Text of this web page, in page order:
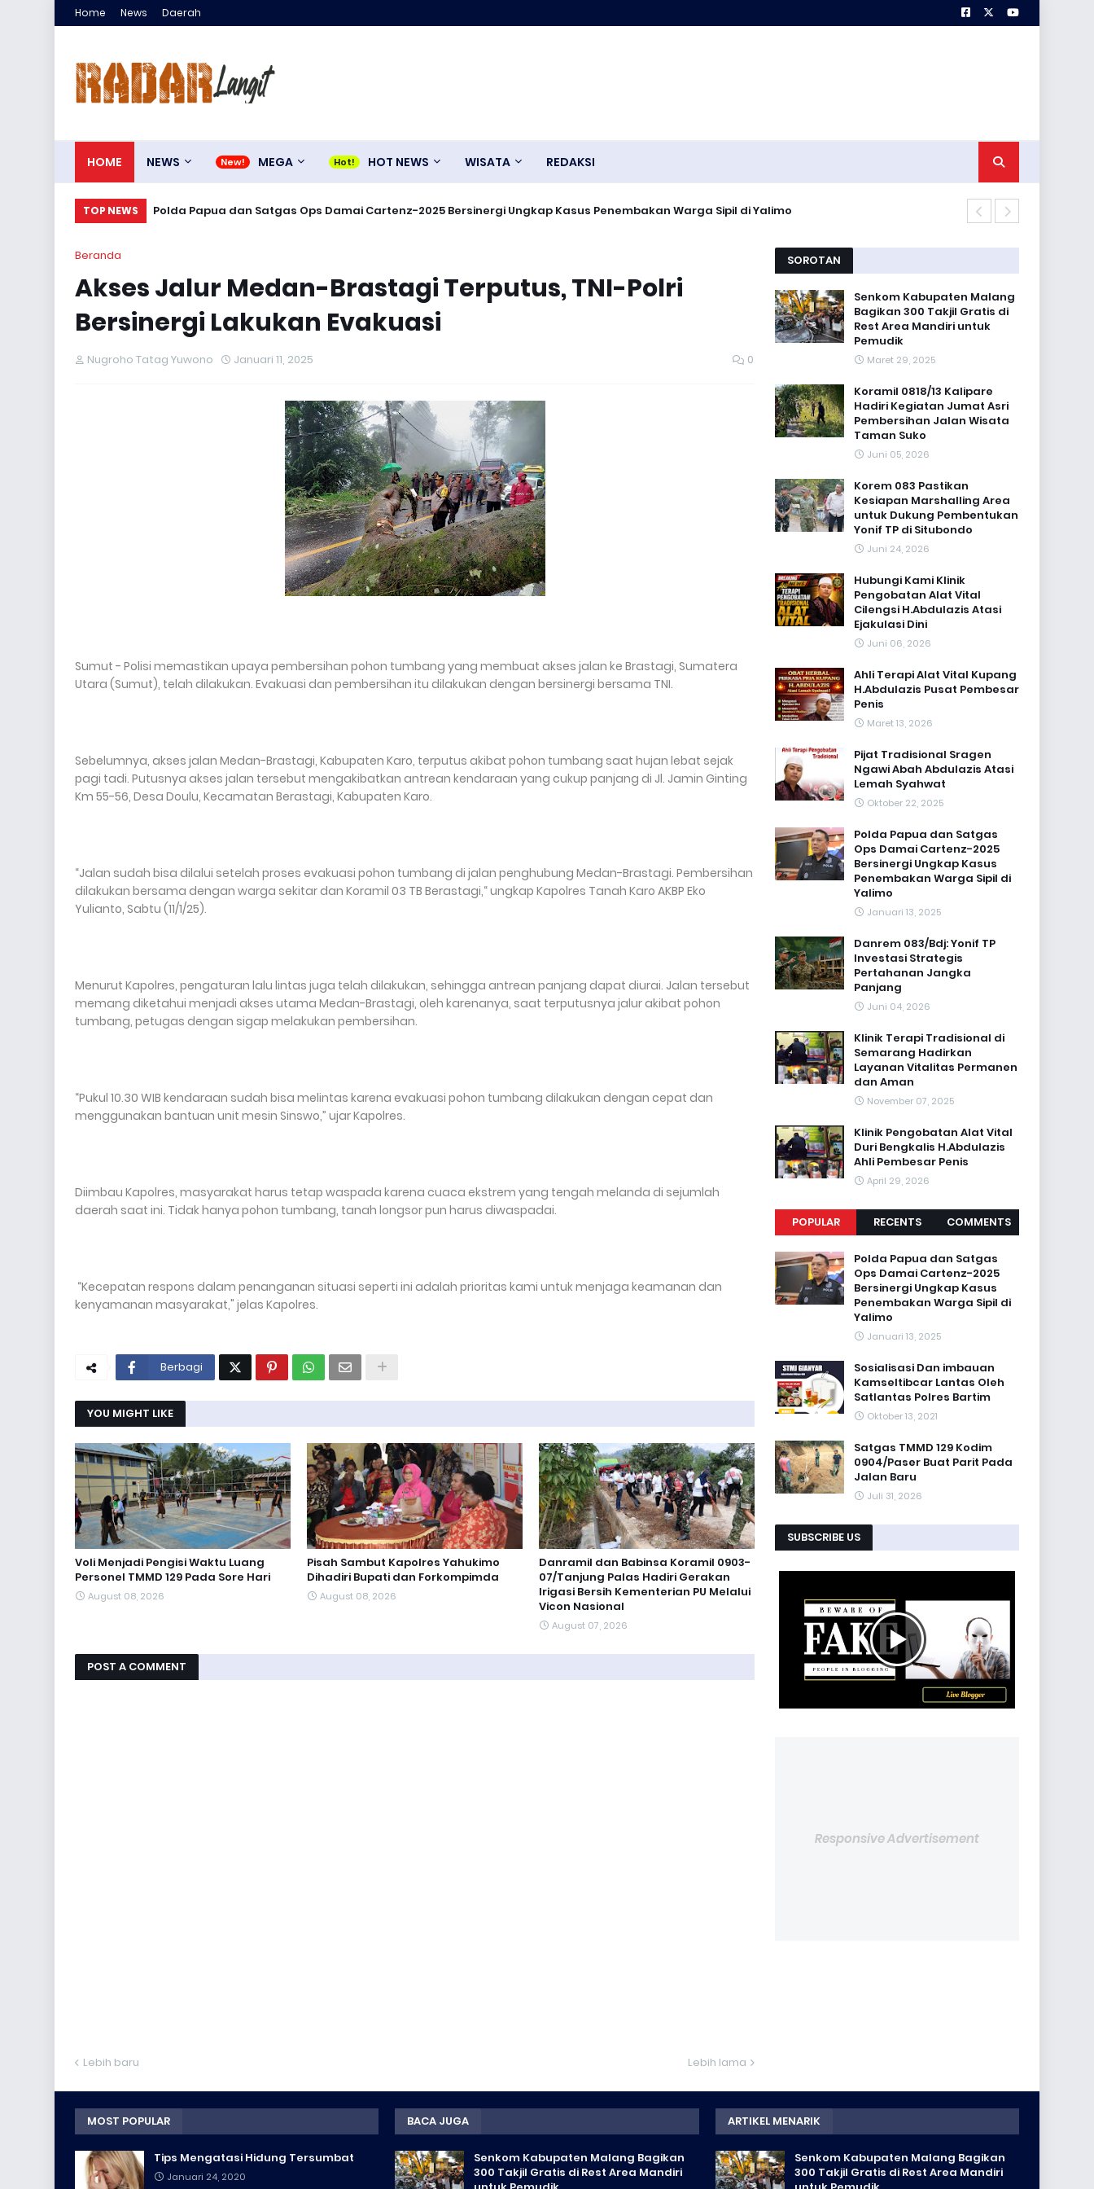
Home News Daerah
HOME NEWS MEGA HOT NEWS WISATA REDAKSI
TOP NEWS Polda Papua dan Satgas Ops Damai Cartenz-2025 Bersinergi Ungkap Kasus Penembakan Warga Sipil di Yalimo
Beranda
Akses Jalur Medan-Brastagi Terputus, TNI-Polri
Bersinergi Lakukan Evakuasi
Nugroho Tatag Yuwono Januari 11, 2025 0
Sumut - Polisi memastikan upaya pembersihan pohon tumbang yang membuat akses jalan ke Brastagi, Sumatera
Utara (Sumut), telah dilakukan. Evakuasi dan pembersihan itu dilakukan dengan bersinergi bersama TNI.
Sebelumnya, akses jalan Medan-Brastagi, Kabupaten Karo, terputus akibat pohon tumbang saat hujan lebat sejak
pagi tadi. Putusnya akses jalan tersebut mengakibatkan antrean kendaraan yang cukup panjang di Jl. Jamin Ginting
Km 55-56, Desa Doulu, Kecamatan Berastagi, Kabupaten Karo.
“Jalan sudah bisa dilalui setelah proses evakuasi pohon tumbang di jalan penghubung Medan-Brastagi. Pembersihan
dilakukan bersama dengan warga sekitar dan Koramil 03 TB Berastagi,“ ungkap Kapolres Tanah Karo AKBP Eko
Yulianto, Sabtu (11/1/25).
Menurut Kapolres, pengaturan lalu lintas juga telah dilakukan, sehingga antrean panjang dapat diurai. Jalan tersebut
memang diketahui menjadi akses utama Medan-Brastagi, oleh karenanya, saat terputusnya jalur akibat pohon
tumbang, petugas dengan sigap melakukan pembersihan.
“Pukul 10.30 WIB kendaraan sudah bisa melintas karena evakuasi pohon tumbang dilakukan dengan cepat dan
menggunakan bantuan unit mesin Sinswo,” ujar Kapolres.
Diimbau Kapolres, masyarakat harus tetap waspada karena cuaca ekstrem yang tengah melanda di sejumlah
daerah saat ini. Tidak hanya pohon tumbang, tanah longsor pun harus diwaspadai.
“Kecepatan respons dalam penanganan situasi seperti ini adalah prioritas kami untuk menjaga keamanan dan
kenyamanan masyarakat," jelas Kapolres.
Berbagi
YOU MIGHT LIKE
Voli Menjadi Pengisi Waktu Luang
Personel TMMD 129 Pada Sore Hari
August 08, 2026
Pisah Sambut Kapolres Yahukimo
Dihadiri Bupati dan Forkompimda
August 08, 2026
Danramil dan Babinsa Koramil 0903-
07/Tanjung Palas Hadiri Gerakan
Irigasi Bersih Kementerian PU Melalui
Vicon Nasional
August 07, 2026
POST A COMMENT
Lebih baru Lebih lama
SOROTAN
Senkom Kabupaten Malang
Bagikan 300 Takjil Gratis di
Rest Area Mandiri untuk
Pemudik
Maret 29, 2025
Koramil 0818/13 Kalipare
Hadiri Kegiatan Jumat Asri
Pembersihan Jalan Wisata
Taman Suko
Juni 05, 2026
Korem 083 Pastikan
Kesiapan Marshalling Area
untuk Dukung Pembentukan
Yonif TP di Situbondo
Juni 24, 2026
Hubungi Kami Klinik
Pengobatan Alat Vital
Cilengsi H.Abdulazis Atasi
Ejakulasi Dini
Juni 06, 2026
Ahli Terapi Alat Vital Kupang
H.Abdulazis Pusat Pembesar
Penis
Maret 13, 2026
Pijat Tradisional Sragen
Ngawi Abah Abdulazis Atasi
Lemah Syahwat
Oktober 22, 2025
Polda Papua dan Satgas
Ops Damai Cartenz-2025
Bersinergi Ungkap Kasus
Penembakan Warga Sipil di
Yalimo
Januari 13, 2025
Danrem 083/Bdj: Yonif TP
Investasi Strategis
Pertahanan Jangka
Panjang
Juni 04, 2026
Klinik Terapi Tradisional di
Semarang Hadirkan
Layanan Vitalitas Permanen
dan Aman
November 07, 2025
Klinik Pengobatan Alat Vital
Duri Bengkalis H.Abdulazis
Ahli Pembesar Penis
April 29, 2026
POPULAR RECENTS COMMENTS
Polda Papua dan Satgas
Ops Damai Cartenz-2025
Bersinergi Ungkap Kasus
Penembakan Warga Sipil di
Yalimo
Januari 13, 2025
Sosialisasi Dan imbauan
Kamseltibcar Lantas Oleh
Satlantas Polres Bartim
Oktober 13, 2021
Satgas TMMD 129 Kodim
0904/Paser Buat Parit Pada
Jalan Baru
Juli 31, 2026
SUBSCRIBE US
Responsive Advertisement
MOST POPULAR
Tips Mengatasi Hidung Tersumbat
Januari 24, 2020
BACA JUGA
Senkom Kabupaten Malang Bagikan
300 Takjil Gratis di Rest Area Mandiri
ARTIKEL MENARIK
Senkom Kabupaten Malang Bagikan
300 Takjil Gratis di Rest Area Mandiri